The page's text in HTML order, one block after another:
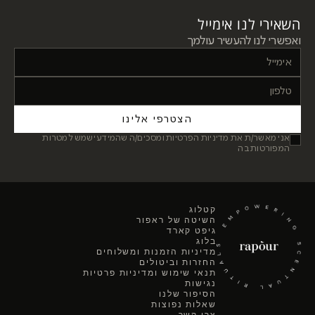
השאירי לנו אימייל
ואפשרי לנו להעשיר עולמך
הצטרפי אלינו
אני מאשר/ת את מדיניות הפרטיות ומסכים/ה שהמידע ישמש למטרות
המפורטות בה
קטלוג
השיטה של ראפור
גיפט קארד
בלוג
מדיניות הזמנות ומשלוחים
החזרות וביטולים
תנאי שימוש ומדיניות פרטיות
נגישות
הסיפור שלנו
שאלות נפוצות